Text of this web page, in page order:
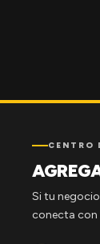
CENTRO
Si tu
conecta con